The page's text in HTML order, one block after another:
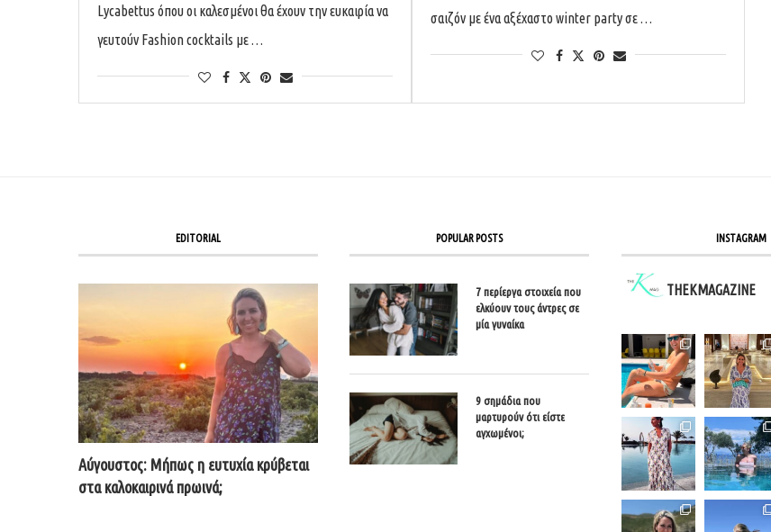
Lycabettus όπου οι καλεσμένοι θα έχουν την ευκαιρία να
γευτούν Fashion cocktails με …
σαιζόν με ένα αξέχαστο winter party σε …
EDITORIAL
Αύγουστος: Μήπως η ευτυχία κρύβεται
στα καλοκαιρινά πρωινά;
POPULAR POSTS
7 περίεργα στοιχεία που
ελκύουν τους άντρες σε
μία γυναίκα
9 σημάδια που
μαρτυρούν ότι είστε
αγχωμένοι;
INSTAGRAM
THEKMAGAZINE